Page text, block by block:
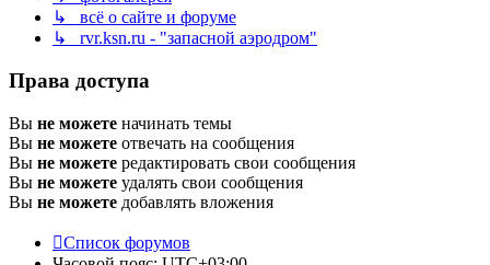
↳ всё о сайте и форуме
↳ rvr.ksn.ru - "запасной аэродром"
Права доступа
Вы не можете начинать темы
Вы не можете отвечать на сообщения
Вы не можете редактировать свои сообщения
Вы не можете удалять свои сообщения
Вы не можете добавлять вложения
Список форумов